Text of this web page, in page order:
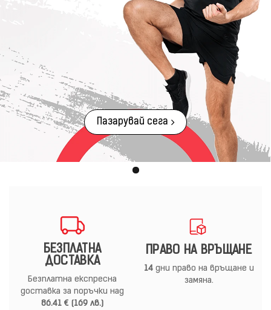
Пазарувай сега
БЕЗПЛАТНА
ДОСТАВКА
Безплатна експресна
доставка за поръчки над
86.41 € (169 лв.)
ПРАВО НА ВРЪЩАНЕ
14дни право на връщане и
замяна.